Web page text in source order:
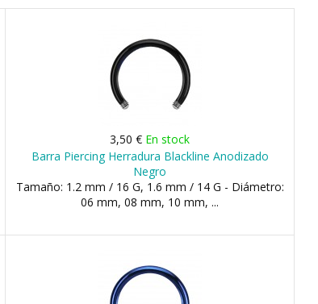
3,50 € En stock
Barra Piercing Herradura Blackline Anodizado
Negro
Tamaño: 1.2 mm / 16 G, 1.6 mm / 14 G - Diámetro:
06 mm, 08 mm, 10 mm, ...